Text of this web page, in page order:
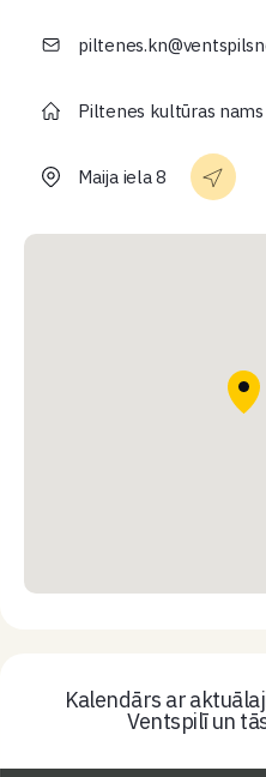
Piltenes kultūras nams
Maija iela 8
Kalendārs ar
Ventspilī un